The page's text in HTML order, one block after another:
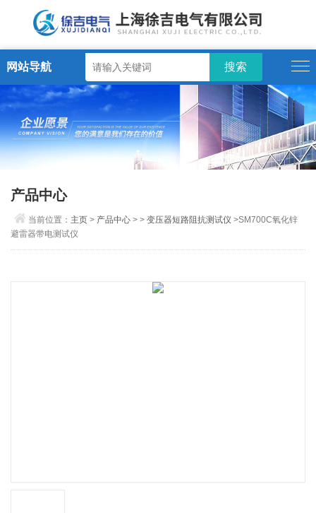
网站导航
产品中心
当前位置： 主页 > 产品中心 > >变压器短路阻抗测试仪 >SM700C氧化锌
避雷器带电测试仪